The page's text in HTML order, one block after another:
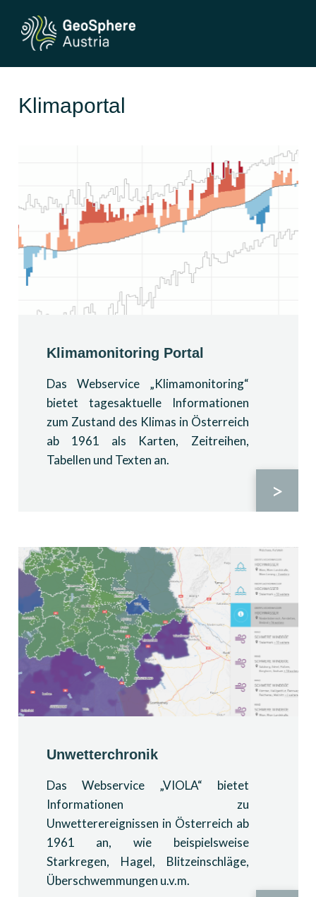
Klimaportal
Klimamonitoring Portal
Das Webservice „Klimamonitoring“
bietet tagesaktuelle Informationen
zum Zustand des Klimas in Österreich
ab 1961 als Karten, Zeitreihen,
Tabellen und Texten an.
>
Unwetterchronik
Das Webservice „VIOLA“ bietet
Informationen zu
Unwetterereignissen in Österreich ab
1961 an, wie beispielsweise
Starkregen, Hagel, Blitzeinschläge,
Überschwemmungen u.v.m.